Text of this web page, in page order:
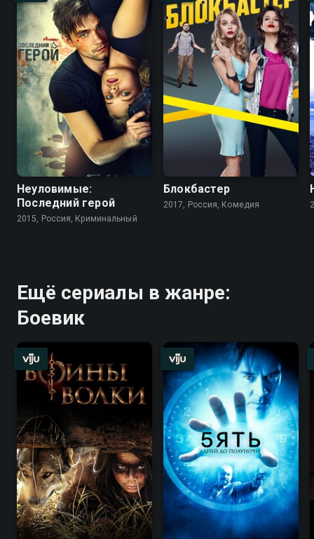
Неуловимые:
Последний герой
2015, Россия, Криминальный
Блокбастер
2017, Россия, Комедия
Ещё сериалы в жанре:
Боевик